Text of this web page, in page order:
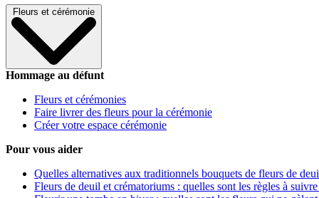
Fleurs et cérémonie
Hommage au défunt
Fleurs et cérémonies
Faire livrer des fleurs pour la cérémonie
Créer votre espace cérémonie
Pour vous aider
Quelles alternatives aux traditionnels bouquets de fleurs de
Fleurs de deuil et crématoriums : quelles sont les règles à